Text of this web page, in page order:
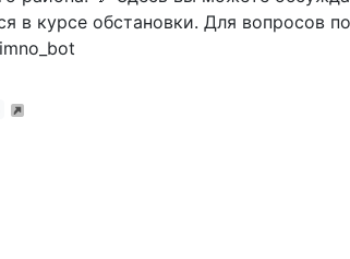
в курсе обстановки. Для вопросов